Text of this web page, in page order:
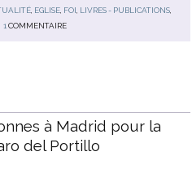
, EGLISE, FOI, LIVRES - PUBLICATIONS,
1 COMMENTAIRE
à Madrid pour la
del Portillo